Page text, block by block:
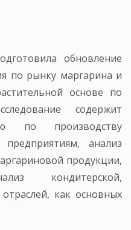
обновление
по рынку маргарина и
основе по
содержит
по производству
анализ
продукции,
кондитерской,
как основных